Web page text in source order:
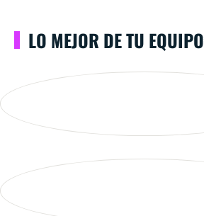
LO MEJOR DE TU EQUIPO